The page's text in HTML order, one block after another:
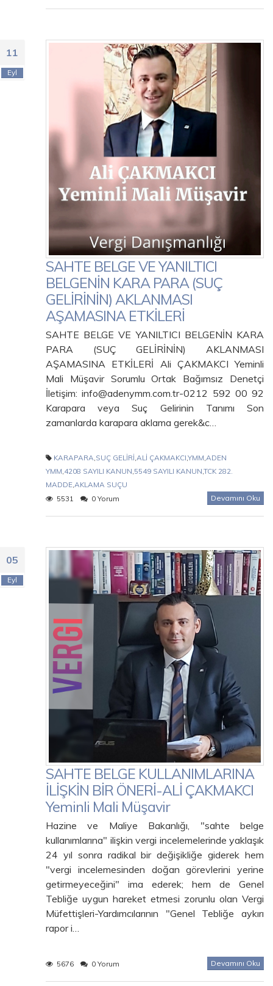
11
Eyl
SAHTE BELGE VE YANILTICI
BELGENİN KARA PARA (SUÇ
GELİRİNİN) AKLANMASI
AŞAMASINA ETKİLERİ
SAHTE BELGE VE YANILTICI BELGENİN KARA
PARA (SUÇ GELİRİNİN) AKLANMASI
AŞAMASINA ETKİLERİ Ali ÇAKMAKCI Yeminli
Mali Müşavir Sorumlu Ortak Bağımsız Denetçi
İletişim: info@adenymm.com.tr-0212 592 00 92
Karapara veya Suç Gelirinin Tanımı Son
zamanlarda karapara aklama gerek&c…
KARAPARA,SUÇ GELİRİ,ALİ ÇAKMAKCI,YMM,ADEN
YMM,4208 SAYILI KANUN,5549 SAYILI KANUN,TCK 282.
MADDE,AKLAMA SUÇU
5531
0 Yorum Devamını Oku
05
Eyl
SAHTE BELGE KULLANIMLARINA
İLİŞKİN BİR ÖNERİ-ALİ ÇAKMAKCI
Yeminli Mali Müşavir
Hazine ve Maliye Bakanlığı, "sahte belge
kullanımlarına" ilişkin vergi incelemelerinde yaklaşık
24 yıl sonra radikal bir değişikliğe giderek hem
"vergi incelemesinden doğan görevlerini yerine
getirmeyeceğini" ima ederek; hem de Genel
Tebliğe uygun hareket etmesi zorunlu olan Vergi
Müfettişleri-Yardımcılarının "Genel Tebliğe aykırı
rapor i…
5676 0 Yorum Devamını Oku